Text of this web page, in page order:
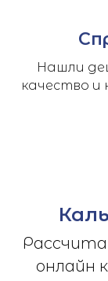
Нашли
качество и
онлайн